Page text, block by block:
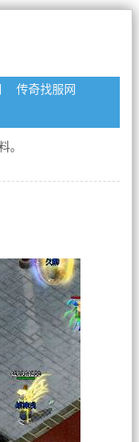
传奇找服网
。